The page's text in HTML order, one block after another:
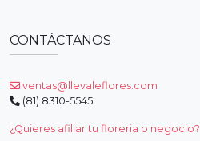
CONTÁCTANOS
ventas@llevaleflores.com
(81) 8310-5545
¿Quieres afiliar tu floreria o negocio?